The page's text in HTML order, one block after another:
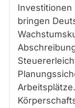
Investitionen
bringen